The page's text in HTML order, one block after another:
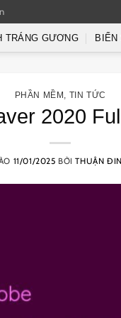
TRÁNG GƯƠNG BIỂN
PHẦN MỀM TIN TỨC
2020
11/01/2025 BỞITHUẬN